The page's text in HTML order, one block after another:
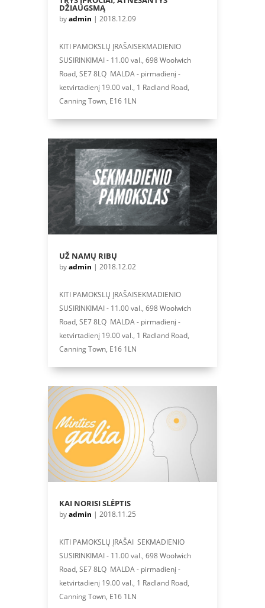
DŽIAUGSMĄ
byadmin | 2018.12.09
KITI PAMOKSLŲ ĮRAŠAISEKMADIENIO
SUSIRINKIMAI - 11.00 val., 698 Woolwich
Road, SE7 8LQ MALDA - pirmadienį -
ketvirtadienį 19.00 val., 1 Radland Road,
Canning Town, E16 1LN
UŽ NAMŲ RIBŲ
byadmin | 2018.12.02
KITI PAMOKSLŲ ĮRAŠAISEKMADIENIO
SUSIRINKIMAI - 11.00 val., 698 Woolwich
Road, SE7 8LQ MALDA - pirmadienį -
ketvirtadienį 19.00 val., 1 Radland Road,
Canning Town, E16 1LN
KAI NORISI SLĖPTIS
byadmin | 2018.11.25
KITI PAMOKSLŲ ĮRAŠAI SEKMADIENIO
SUSIRINKIMAI - 11.00 val., 698 Woolwich
Road, SE7 8LQ MALDA - pirmadienį -
ketvirtadienį 19.00 val., 1 Radland Road,
Canning Town, E16 1LN